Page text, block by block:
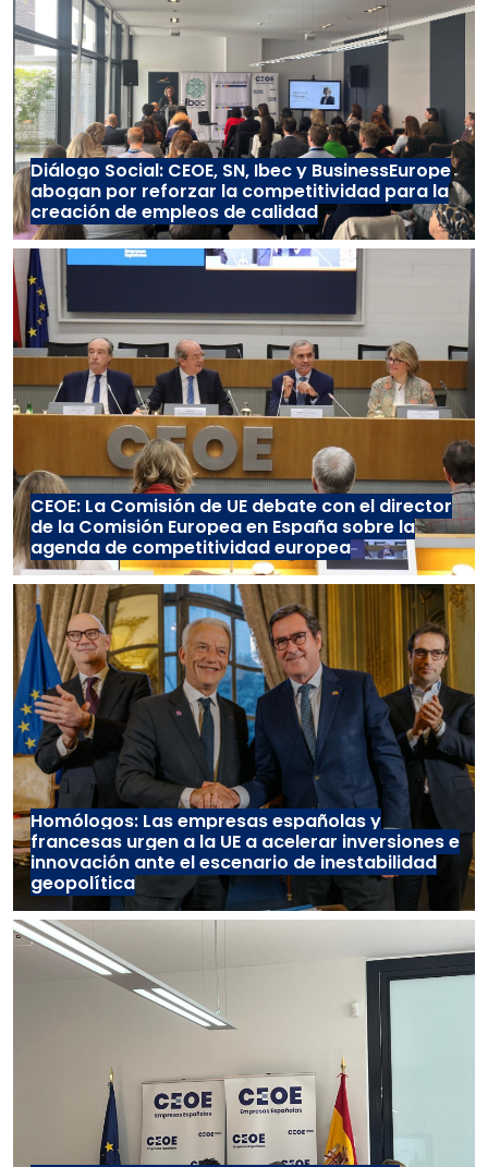
Diálogo Social: CEOE, SN, Ibec y BusinessEurope
abogan por reforzar la competitividad para la
creación de empleos de calidad
CEOE: La Comisión de UE debate con el director
de la Comisión Europea en España sobre la
agenda de competitividad europea
Homólogos: Las empresas españolas y
francesas urgen a la UE a acelerar inversiones e
innovación ante el escenario de inestabilidad
geopolítica